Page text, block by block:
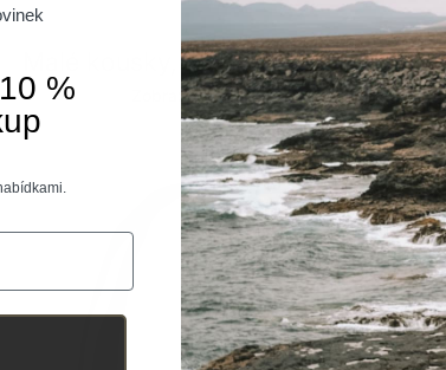
Malé kousky, velká změna. Další
Zobrazit vše
%